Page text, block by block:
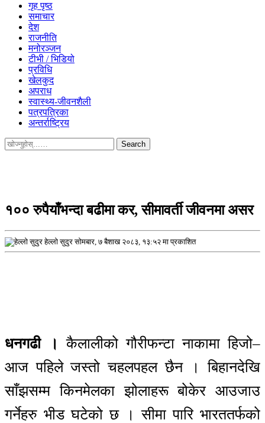
गृह पृष्ठ
समाचार
देश
राजनीति
मनोरञ्जन
टीभी / भिडियो
प्रविधि
खेलकुद
अपराध
स्वास्थ्य-जीवनशैली
पत्रपत्रिका
अन्तर्राष्ट्रिय
Search
for:
१०० रुपैयाँभन्दा बढीमा कर, सीमावर्ती जीवनमा असर
हेल्लो सुदुर सोमबार, ७ बैशाख २०८३, १३:५२ मा प्रकाशित
धनगढी ।
कैलालीको गौरीफन्टा नाकामा हिजो–
आज पहिले जस्तो चहलपहल छैन । बिहानदेखि
साँझसम्म किनमेलका झोलाहरू बोकेर आउजाउ
गर्नेहरु भीड घटेको छ । सीमा पारि भारततर्फको